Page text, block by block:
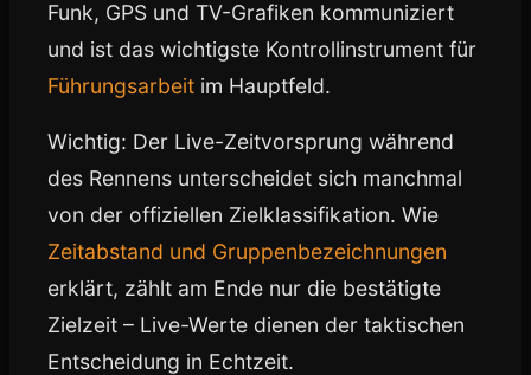
Funk, GPS und TV-Grafiken kommuniziert
und ist das wichtigste Kontrollinstrument für
Führungsarbeit im Hauptfeld.
Wichtig: Der Live-Zeitvorsprung während
des Rennens unterscheidet sich manchmal
von der offiziellen Zielklassifikation. Wie
Zeitabstand und Gruppenbezeichnungen
erklärt, zählt am Ende nur die bestätigte
Zielzeit – Live-Werte dienen der taktischen
Entscheidung in Echtzeit.